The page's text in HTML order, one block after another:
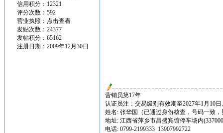
信用积分：12321
评分次数：592
营业执照： 点击查看
发贴次数：24377
发帖积分：65162
注册日期：2009年12月30日
营销员第17年
认证员注：交易级别有效期至2027年1月10日
姓名: 张华国（已通过身份核查，号码一致
地址: 江西省萍乡市昌盛宾馆停车场内
电话: 0799-2199333 13907992722